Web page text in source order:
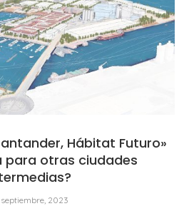
Hábitat Futuro»
para otras ciudades
septiembre, 2023